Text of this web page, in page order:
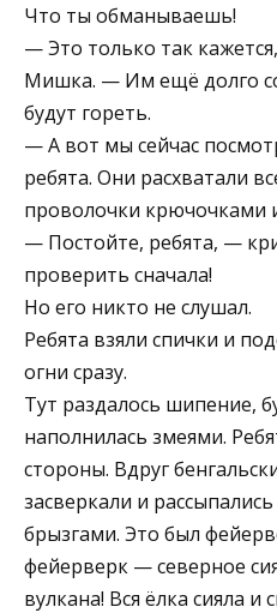
Что ты обманываешь!
— Это только так
Мишка. — Им ещё долго
будут гореть.
— А вот мы сейчас
ребята. Они расхватали
проволочки крючочками
— Постойте, ребята, —
проверить сначала!
Но его никто не слушал.
Ребята взяли спички и
огни сразу.
Тут раздалось шипение,
наполнилась змеями.
стороны. Вдруг
засверкали и
брызгами. Это был
фейерверк — северное
вулкана! Вся ёлка сияла и